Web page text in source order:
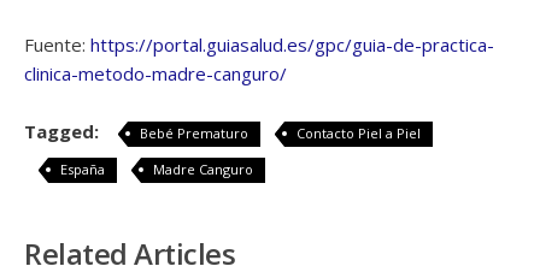
Fuente: https://portal.guiasalud.es/gpc/guia-de-practica-
clinica-metodo-madre-canguro/
Tagged: Bebé Prematuro
Contacto Piel a Piel
España
Madre Canguro
Related Articles